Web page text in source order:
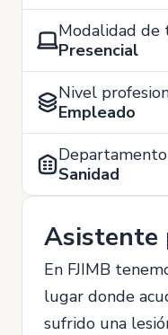
Modalidad de
Presencial
Nivel
Empleado
Departamento
Sanidad
Asistente
En FJIMB
lugar donde
sufrido una